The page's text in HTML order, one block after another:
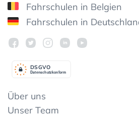
Fahrschulen in Belgien
Fahrschulen in
Datenschutzkonform
DSGVO
Über uns
Unser Team